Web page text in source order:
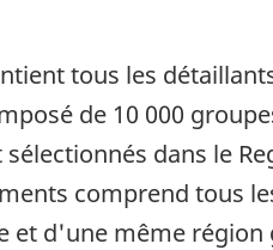
tous les
de 10 000
dans le
comprend tous
d'une même région